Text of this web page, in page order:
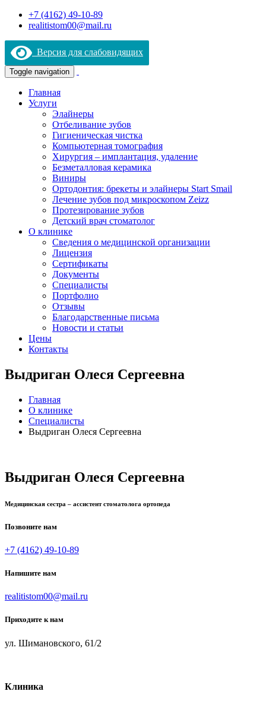
+7 (4162) 49-10-89
realitistom00@mail.ru
Версия для слабовидящих
Toggle navigation
Главная
Услуги
Элайнеры
Отбеливание зубов
Гигиеническая чистка
Компьютерная томография
Хирургия – имплантация, удаление
Безметалловая керамика
Виниры
Ортодонтия: брекеты и элайнеры Start Smail
Лечение зубов под микроскопом Zeizz
Протезирование зубов
Детский врач стоматолог
О клинике
Сведения о медицинской организации
Лицензия
Сертификаты
Документы
Специалисты
Портфолио
Отзывы
Благодарственные письма
Новости и статьи
Цены
Контакты
Выдриган Олеся Сергеевна
Главная
О клинике
Специалисты
Выдриган Олеся Сергеевна
Выдриган Олеся Сергеевна
Медицинская сестра – ассистент стоматолога ортопеда
Позвоните нам
+7 (4162) 49-10-89
Напишите нам
realitistom00@mail.ru
Приходите к нам
ул. Шимановского, 61/2
Клиника